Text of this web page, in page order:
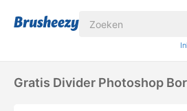
Gratis Divider Photoshop